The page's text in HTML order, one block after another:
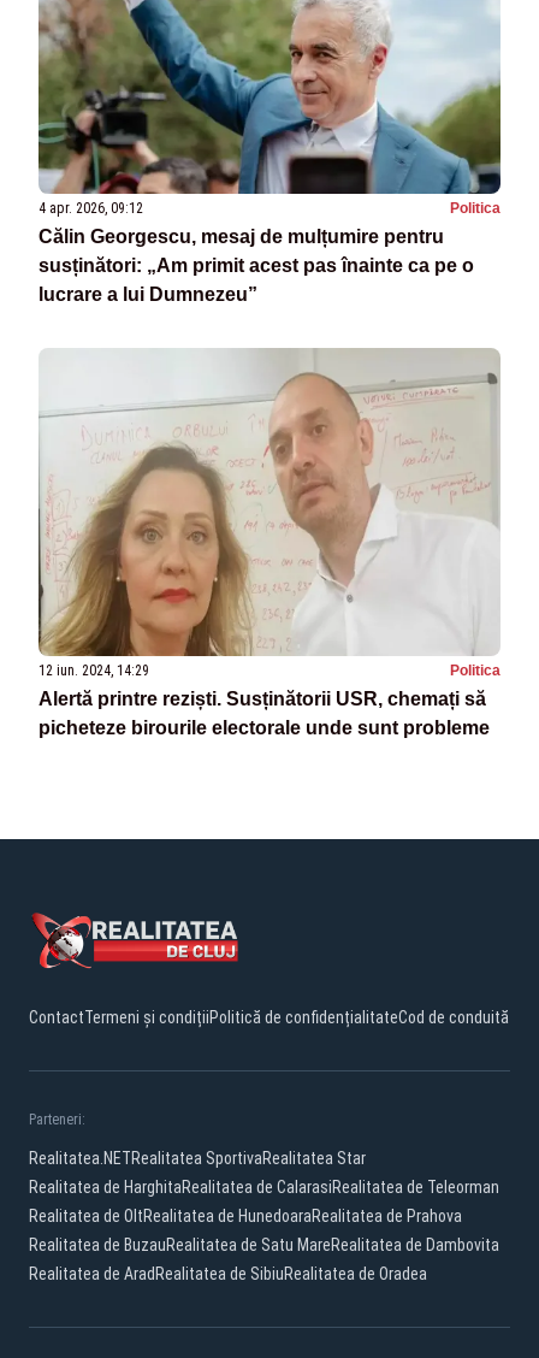
4 apr. 2026, 09:12 Politica
Călin Georgescu, mesaj de mulțumire pentru
susținători: „Am primit acest pas înainte ca pe o
lucrare a lui Dumnezeu”
12 iun. 2024, 14:29 Politica
Alertă printre reziști. Susținătorii USR, chemați să
picheteze birourile electorale unde sunt probleme
ContactTermeni și condițiiPolitică de confidențialitateCod de conduită
Parteneri:
Realitatea.NETRealitatea SportivaRealitatea Star
Realitatea de HarghitaRealitatea de CalarasiRealitatea de Teleorman
Realitatea de OltRealitatea de HunedoaraRealitatea de Prahova
Realitatea de BuzauRealitatea de Satu MareRealitatea de Dambovita
Realitatea de Arad Realitatea de SibiuRealitatea de Oradea